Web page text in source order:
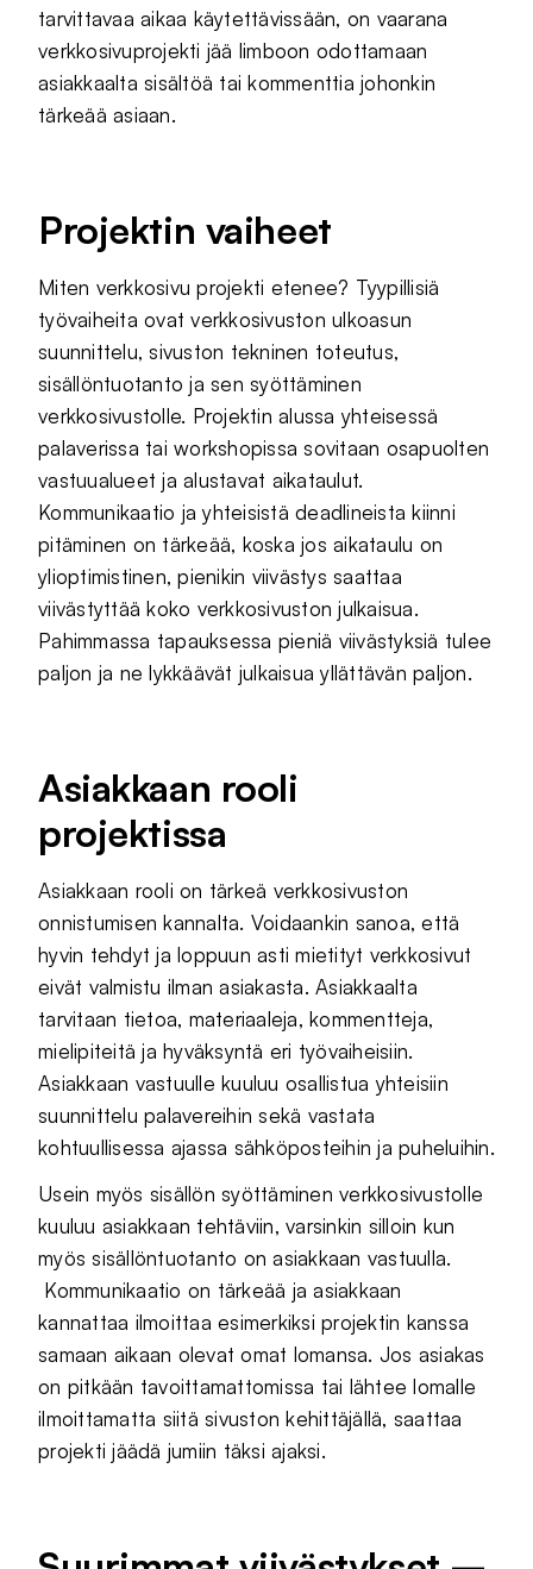
tarvittavaa aikaa käytettävissään, on vaarana
verkkosivuprojekti jää limboon odottamaan
asiakkaalta sisältöä tai kommenttia johonkin
tärkeää asiaan.
Projektin vaiheet
Miten verkkosivu projekti etenee? Tyypillisiä
työvaiheita ovat verkkosivuston ulkoasun
suunnittelu, sivuston tekninen toteutus,
sisällöntuotanto ja sen syöttäminen
verkkosivustolle. Projektin alussa yhteisessä
palaverissa tai workshopissa sovitaan osapuolten
vastuualueet ja alustavat aikataulut.
Kommunikaatio ja yhteisistä deadlineista kiinni
pitäminen on tärkeää, koska jos aikataulu on
ylioptimistinen, pienikin viivästys saattaa
viivästyttää koko verkkosivuston julkaisua.
Pahimmassa tapauksessa pieniä viivästyksiä tulee
paljon ja ne lykkäävät julkaisua yllättävän paljon.
Asiakkaan rooli
projektissa
Asiakkaan rooli on tärkeä verkkosivuston
onnistumisen kannalta. Voidaankin sanoa, että
hyvin tehdyt ja loppuun asti mietityt verkkosivut
eivät valmistu ilman asiakasta. Asiakkaalta
tarvitaan tietoa, materiaaleja, kommentteja,
mielipiteitä ja hyväksyntä eri työvaiheisiin.
Asiakkaan vastuulle kuuluu osallistua yhteisiin
suunnittelu palavereihin sekä vastata
kohtuullisessa ajassa sähköposteihin ja puheluihin.
Usein myös sisällön syöttäminen verkkosivustolle
kuuluu asiakkaan tehtäviin, varsinkin silloin kun
myös sisällöntuotanto on asiakkaan vastuulla.
Kommunikaatio on tärkeää ja asiakkaan
kannattaa ilmoittaa esimerkiksi projektin kanssa
samaan aikaan olevat omat lomansa. Jos asiakas
on pitkään tavoittamattomissa tai lähtee lomalle
ilmoittamatta siitä sivuston kehittäjällä, saattaa
projekti jäädä jumiin täksi ajaksi.